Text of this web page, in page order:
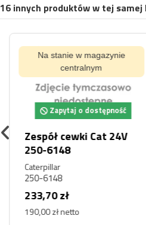
16 innych produktów w tej
Na stanie w magazynie
centralnym
Zapytaj o dostępność
Zespół cewki Cat 24V
250-6148
Caterpillar
250-6148
233,70 zł
190,00 zł netto